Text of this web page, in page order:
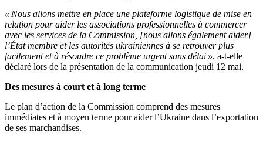
« Nous allons mettre en place une plateforme logistique de mise en
relation pour aider les associations professionnelles à commercer
avec les services de la Commission, [nous allons également aider]
l’État membre et les autorités ukrainiennes à se retrouver plus
facilement et à résoudre ce problème urgent sans délai », a-t-elle
déclaré lors de la présentation de la communication jeudi 12 mai.
Des mesures à court et à long terme
Le plan d’action de la Commission comprend des mesures
immédiates et à moyen terme pour aider l’Ukraine dans l’exportation
de ses marchandises.